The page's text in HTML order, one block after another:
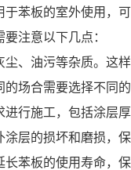
苯板的室外使用，
注意以下几点：
油污等杂质。这样
合需要选择不同的
施工，包括涂层厚
的损坏和磨损，保
板的使用寿命，保